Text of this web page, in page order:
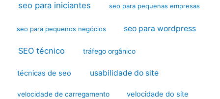
seo para iniciantes seo para pequenas empresas
seo para pequenos negócios seo para wordpress
SEO técnico tráfego orgânico
técnicas de seo usabilidade do site
velocidade de carregamento velocidade do site